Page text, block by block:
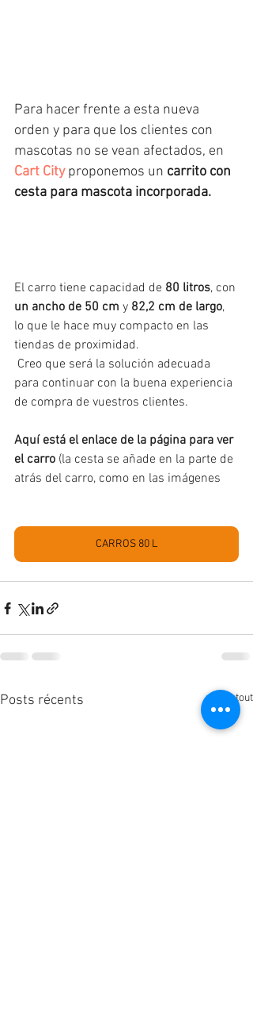
Para hacer frente a esta nueva
orden y para que los clientes con
mascotas no se vean afectados, en
Cart City proponemos un carrito con
cesta para mascota incorporada.
El carro tiene capacidad de 80 litros, con
un ancho de 50 cm y 82,2 cm de largo,
lo que le hace muy compacto en las
tiendas de proximidad.
para continuar con la buena experiencia
de compra de vuestros clientes.
Aquí está el enlace de la página para ver
el carro (la cesta se añade en la parte de
atrás del carro, como en las imágenes
CARROS 80 L
Posts récents Voir tout